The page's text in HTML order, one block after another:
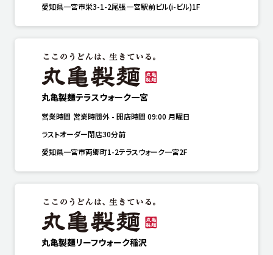
愛知県一宮市栄3-1-2尾張一宮駅前ビル(i-ビル)1F
丸亀製麺テラスウォーク一宮
営業時間 営業時間外 - 開店時間 09:00 月曜日
ラストオーダー閉店30分前
愛知県一宮市両郷町1-2テラスウォーク一宮2F
丸亀製麺リーフウォーク稲沢